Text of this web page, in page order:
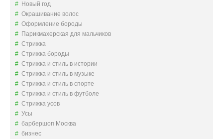
Новый год
Окрашивание волос
Оформление бороды
Парикмахерская для мальчиков
Стрижка
Стрижка бороды
Стрижка и стиль в истории
Стрижка и стиль в музыке
Стрижка и стиль в спорте
Стрижка и стиль в футболе
Стрижка усов
Усы
барбершоп Москва
бизнес